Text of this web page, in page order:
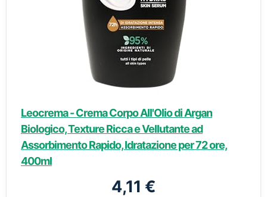
Leocrema - Crema Corpo All'Olio di Argan
Biologico, Texture Ricca e Vellutante ad
Assorbimento Rapido, Idratazione per 72 ore,
400ml
4,11 €